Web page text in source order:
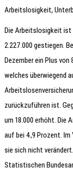
Arbeitslosigkeit,
Die Arbeitslosigkeit ist
2.227.000 gestiegen.
Dezember ein Plus
welches überwiegend
zurückzuführen ist.
um 18.000 erhöht. Die
auf bei 4,9 Prozent. Im
sie sich nicht
Statistischen